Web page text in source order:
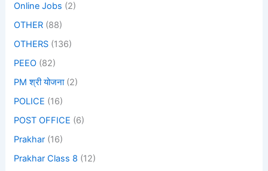
Online Jobs (2)
OTHER (88)
OTHERS (136)
PEEO (82)
PM श्री योजना(2)
POLICE (16)
POST OFFICE (6)
Prakhar (16)
Prakhar Class 8 (12)